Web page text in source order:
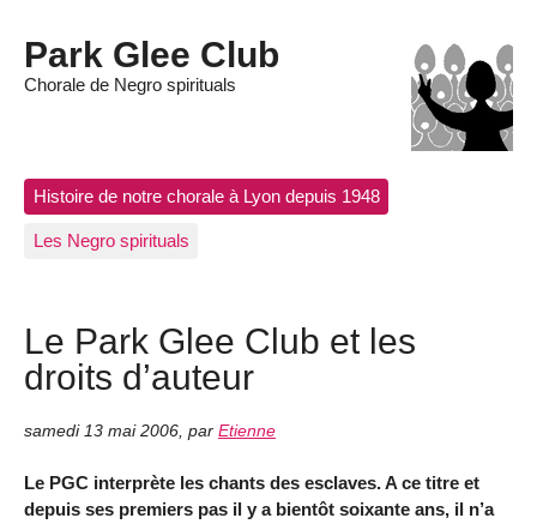
Park Glee Club
Chorale de Negro spirituals
Histoire de notre chorale à Lyon depuis 1948
Les Negro spirituals
Le Park Glee Club et les
droits d’auteur
samedi 13 mai 2006 par Etienne
Le PGC interprète les chants des esclaves. A ce titre et
depuis ses premiers pas il y a bientôt soixante ans, il n’a